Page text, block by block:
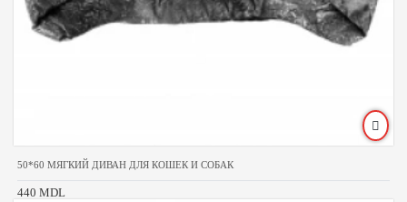
50*60 МЯГКИЙ ДИВАН ДЛЯ КОШЕК И СОБАК
440 MDL